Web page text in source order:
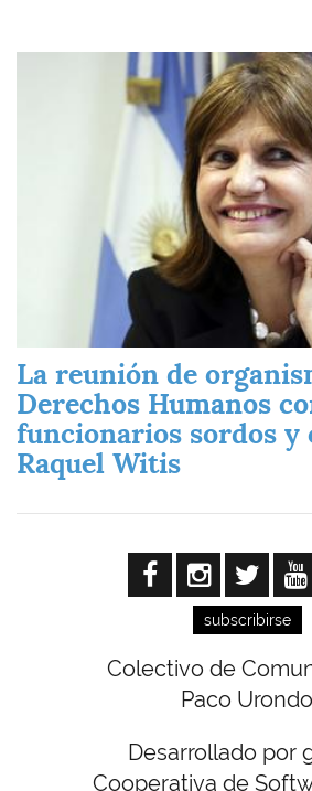
La reunión de
Derechos Humanos
funcionarios sordos y
Raquel Witis
subscribirse
Colectivo de
Paco Urondo
Desarrollado por
Cooperativa de